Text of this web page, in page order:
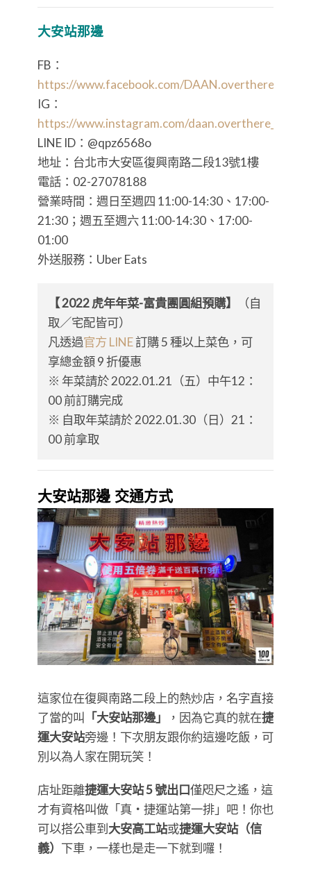
大安站那邊
FB：
https://www.facebook.com/DAAN.overthere/
IG：
https://www.instagram.com/daan.overthere_/
LINE ID：@qpz6568o
地址：台北市大安區復興南路二段13號1樓
電話：02-27078188
營業時間：週日至週四 11:00-14:30、17:00-
21:30；週五至週六 11:00-14:30、17:00-
01:00
外送服務：Uber Eats
【 2022 虎年年菜-富貴團圓組預購】
（自
取／宅配皆可）
凡透過官方 LINE訂購 5 種以上菜色，可
享總金額 9 折優惠
※ 年菜請於 2022.01.21（五）中午12：
00 前訂購完成
※ 自取年菜請於 2022.01.30（日）21：
00 前拿取
大安站那邊 交通方式
這家位在復興南路二段上的熱炒店，名字直接
了當的叫
「大安站那邊」 ，因為它真的就在捷
運大安站旁邊！下次朋友跟你約這邊吃飯，可
別以為人家在開玩笑！
店址距離捷運大安站 5 號出口僅咫尺之遙，這
才有資格叫做「真・捷運站第一排」吧！你也
可以搭公車到 大安高工站或捷運大安站（信
義） 下車，一樣也是走一下就到囉！